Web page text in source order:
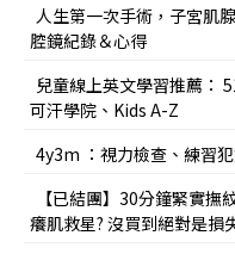
人生第一次手術，子宮肌
腔鏡紀錄＆心得
兒童線上英文學習推薦：
可汗學院、Kids A-Z
4y3m ：視力檢查、練習
【已結團】30分鐘緊實撫
癢肌救星? 沒買到絕對是損